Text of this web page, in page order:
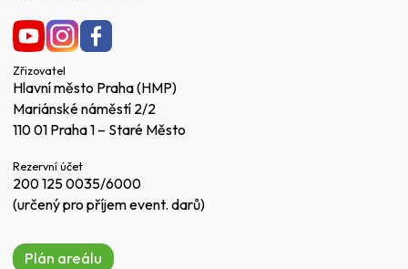
Zřizovatel
Hlavní město Praha (HMP)
Mariánské náměstí 2/2
110 01 Praha 1 – Staré Město
Rezervní účet
200 125 0035/6000
(určený pro příjem event. darů)
Plán areálu